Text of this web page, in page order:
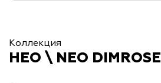
Коллекция
НЕО \ NEO DIMROSE